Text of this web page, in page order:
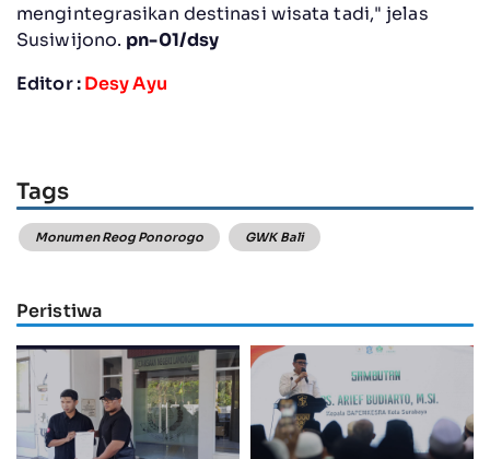
mengintegrasikan destinasi wisata tadi," jelas
Susiwijono. pn-01/dsy
Editor :Desy Ayu
Tags
Monumen Reog Ponorogo GWK Bali
Peristiwa